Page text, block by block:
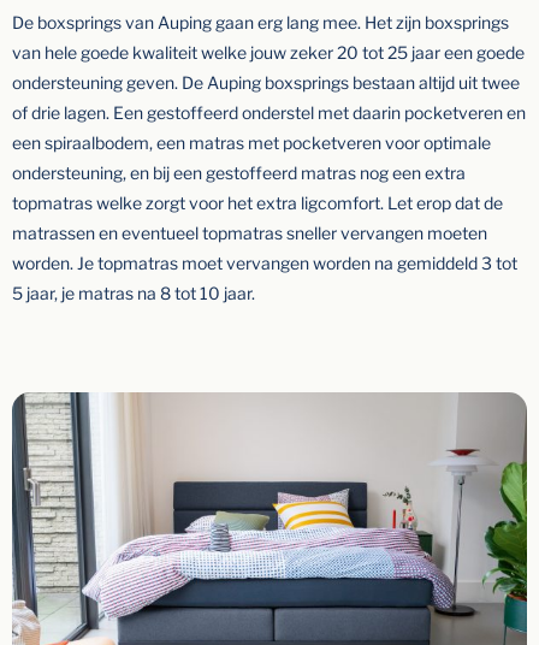
De boxsprings van Auping gaan erg lang mee. Het zijn boxsprings
van hele goede kwaliteit welke jouw zeker 20 tot 25 jaar een goede
ondersteuning geven. De Auping boxsprings bestaan altijd uit twee
of drie lagen. Een gestoffeerd onderstel met daarin pocketveren en
een spiraalbodem, een matras met pocketveren voor optimale
ondersteuning, en bij een gestoffeerd matras nog een extra
topmatras welke zorgt voor het extra ligcomfort. Let erop dat de
matrassen en eventueel topmatras sneller vervangen moeten
worden. Je topmatras moet vervangen worden na gemiddeld 3 tot
5 jaar, je matras na 8 tot 10 jaar.